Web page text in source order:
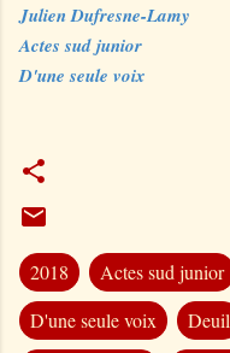
Julien Dufresne-Lamy
Actes sud junior
D'une seule voix
2018 Actes sud junior
D'une seule voix
Deuil